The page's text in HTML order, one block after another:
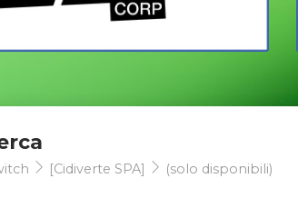
[Cidiverte SPA] (solo disponibili)